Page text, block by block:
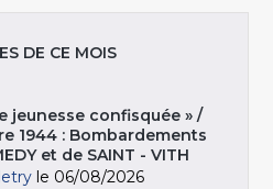
DE CE MOIS
jeunesse confisquée » /
1944 : Bombardements
et de SAINT - VITH
le 06/08/2026